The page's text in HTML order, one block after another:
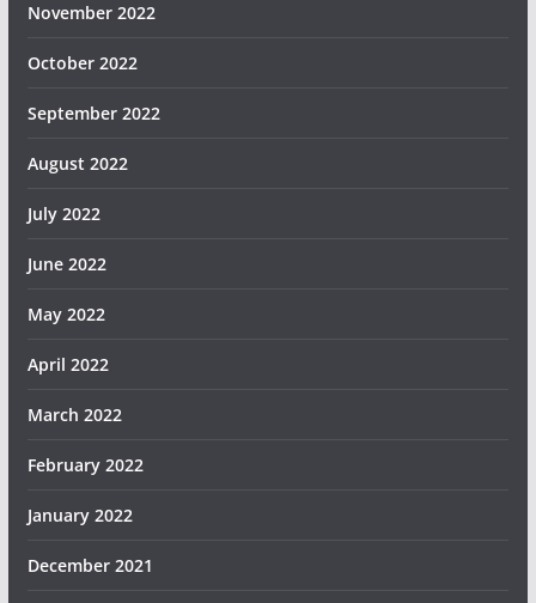
November 2022
October 2022
September 2022
August 2022
July 2022
June 2022
May 2022
April 2022
March 2022
February 2022
January 2022
December 2021